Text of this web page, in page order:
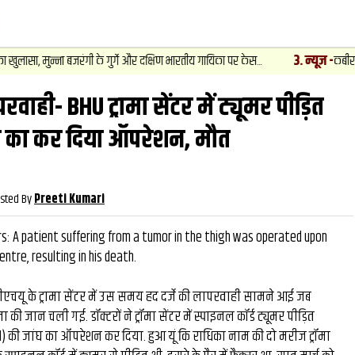
दक्षिण भारतीय गायिका पर केस... 3.न्यूज़-कबीरचौरा में बुजुर्ग महिला से झपटी
BHU ट्रामा सेंटर में ट्यूमर पीड़ित
कर दिया ऑपरेशन, मौत
ByPreeti Kumari
A patient suffering from a tumor in the thigh was operated upon
resulting in his death.
के ट्रामा सेंटर में उस समय हद दर्जे की लापरवाही सामने आई जब
जान चली गई. डॉक्टरों ने ट्रॉमा सेंटर में स्पाइनल कॉर्ड ट्यूमर पीड़ित
की जांघ का ऑपरेशन कर दिया. हुआ यूं कि राधिका नाम की दो मरीज ट्रॉमा
और देखें वीडियो और देखें